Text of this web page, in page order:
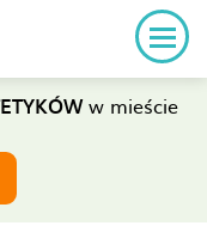
w mieście